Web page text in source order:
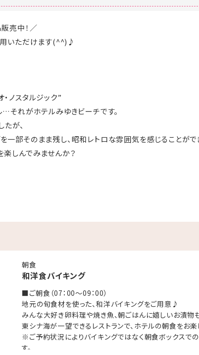
売中！／
いただけます(^^)♪
ノスタルジック”
…それがホテルみゆきビーチです。
が、
一部そのまま残し、昭和レトロな雰囲気を感じることがで
しんでみませんか？
グラス」にカラフルなドリンクを注ぐ☆レトロウェルカム
数分）
）
出作り
ム1パック10枚入りプレゼント
いただけません。貸出のみです。
朝食
和洋食バイキング
■ご朝食（07：00～09：00）
地元の旬食材を使った、和洋バイキングをご用意♪
みんな大好き卵料理や焼き魚、朝ごはんに嬉しいお漬物
東シナ海が一望できるレストランで、ホテルの朝食をお楽
※ご予約状況によりバイキングではなく朝食ボックスで
す。